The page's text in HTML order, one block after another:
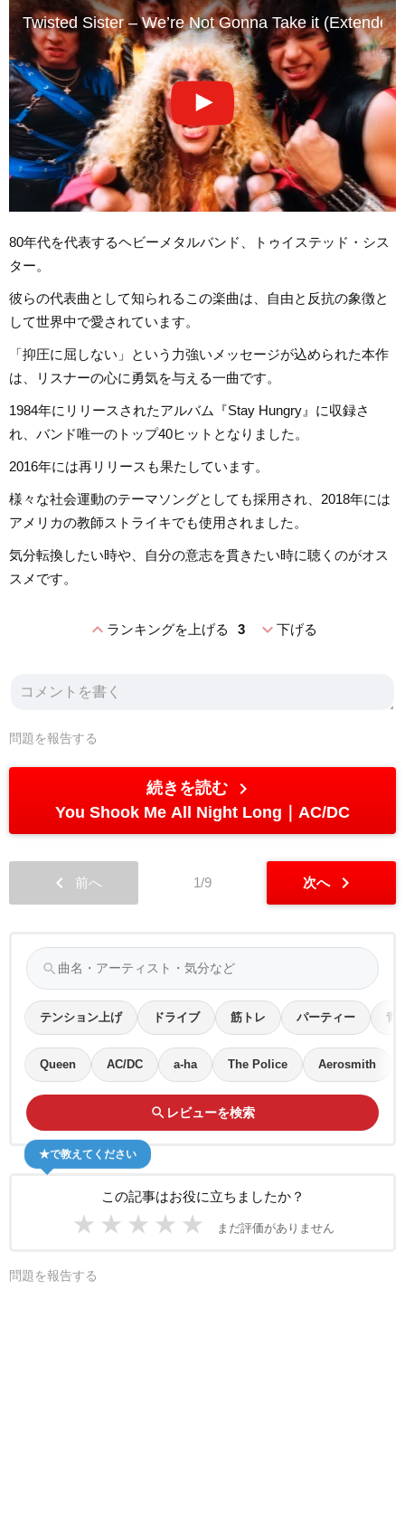
Twisted Sister – We’re Not Gonna Take it
80年代を代表するヘビーメタルバンド、トゥイステッド・シス
ター。
彼らの代表曲として知られるこの楽曲は、自由と反抗の象徴と
して世界中で愛されています。
「抑圧に屈しない」という力強いメッセージが込められた本作
は、リスナーの心に勇気を与える一曲です。
1984年にリリースされたアルバム『Stay Hungry』に収録さ
れ、バンド唯一のトップ40ヒットとなりました。
2016年には再リリースも果たしています。
様々な社会運動のテーマソングとしても採用され、2018年には
アメリカの教師ストライキでも使用されました。
気分転換したい時や、自分の意志を貫きたい時に聴くのがオス
スメです。
expand_lessランキングを上げる 3 expand_more下げる
問題を報告する
続きを読む chevron_right
You Shook Me All Night Long AC/DC
chevron_left 前へ 1/9 次へ chevron_right
search
テンション上げ ドライブ 筋トレ パーティー 青
Queen AC/DC a-ha The Police Aerosmith
search レビューを検索
この記事はお役に立ちましたか？
★ ★ ★ ★ ★ まだ評価がありません
★で教えてください
問題を報告する